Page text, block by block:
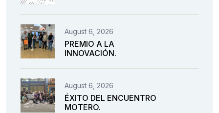
August 6, 2026
PREMIO A LA
INNOVACIÓN.
August 6, 2026
ÉXITO DEL ENCUENTRO
MOTERO.